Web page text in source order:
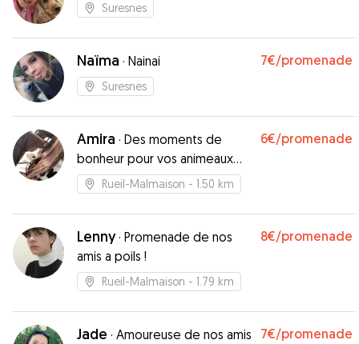
Suresnes
Naïma · Nainai 7€/promenade
Suresnes
Amira · Des moments de
bonheur pour vos animeaux
même quand vous n’êtes pas
là ! 🥰
6€/promenade
Rueil-Malmaison - 1.50 km
Lenny· Promenade de nos
amis a poils !
8€/promenade
Rueil-Malmaison - 1.79 km
Jade · Amoureuse de nos amis
7€/promenade